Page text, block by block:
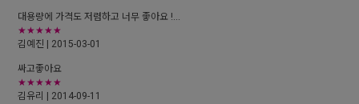
대용량에 가격도 저렴하고 너무 좋아요 !...
★★★★★
김예진 | 2015-03-01
싸고좋아요
★★★★★
김유리 | 2014-09-11